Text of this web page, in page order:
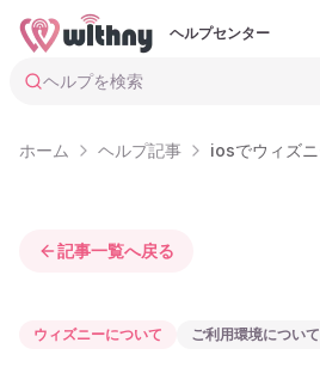
ヘルプセンター
ヘルプを検索
ホーム ヘルプ記事
記事一覧へ戻る
ウィズニーについて ご利用環境について